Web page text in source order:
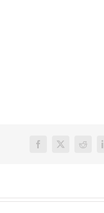
Facebook
X Reddit